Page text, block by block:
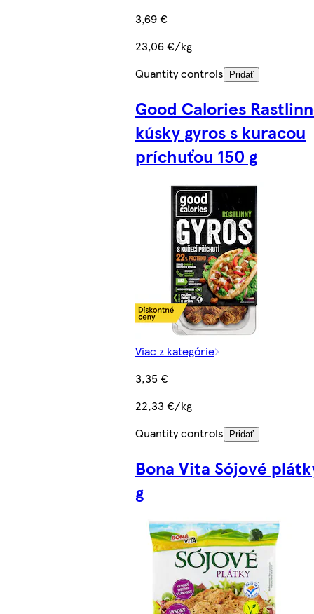
3,69 €
23,06 €/kg
Quantity controls
Pridať
Good Calories
kúsky gyros s kuracou
príchuťou 150 g
Viac z kategórie
3,35 €
22,33 €/kg
Quantity controls
Pridať
Bona Vita Sójové
g